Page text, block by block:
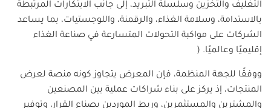
التغليف والتخزين وسلسلة التبريد، إلى جانب الابتكارات المرتبطة
بالاستدامة، وسلامة الغذاء، والرقمنة، واللوجستيات، بما يساعد
الشركات على مواكبة التحولات المتسارعة في صناعة الغذاء
إقليميًا وعالميًا. (
ووفقًا للجهة المنظمة، فإن المعرض يتجاوز كونه منصة لعرض
المنتجات، إذ يركز على بناء شراكات عملية بين المصنعين
والمشترين والمستثمرين، وربط الموردين بصناع القرار، وتوفير